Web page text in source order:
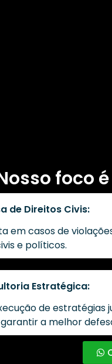
foco
de Direitos Civis:
em casos de
e políticos.
Estratégica:
de estratégias
a melhor